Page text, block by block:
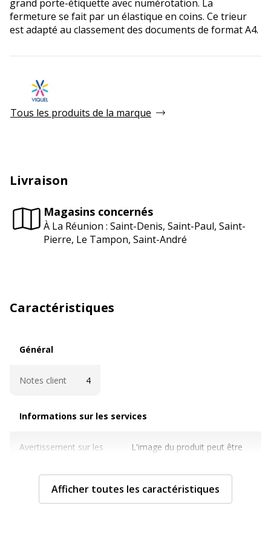
grand porte-étiquette avec numérotation. La
fermeture se fait par un élastique en coins. Ce trieur
est adapté au classement des documents de format A4.
Tous les produits de la marque
Livraison
Magasins concernés
À La Réunion : Saint-Denis, Saint-Paul, Saint-
Pierre, Le Tampon, Saint-André
Caractéristiques
Général
Notes client 4
Informations sur les services
Avertissement sur les
L'image du produit peut être
Caractéristiques techniques
Caractéristiques techniques
Afficher toutes les caractéristiques